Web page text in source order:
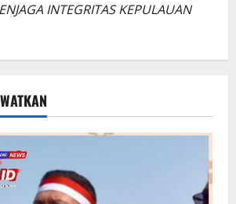
INTEGRITAS KEPULAUAN